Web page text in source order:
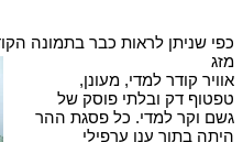
כפי שניתן לראות כבר בתמונה
מזג
אוויר קודר למדי, מעונן,
טפטוף דק ובלתי פוסק של
גשם וקר למדי. כל פסגת ההר
היתה בתוך ענן ערפילי